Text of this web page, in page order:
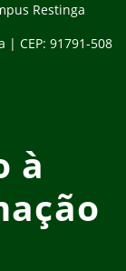
Restinga
| CEP: 91791-508